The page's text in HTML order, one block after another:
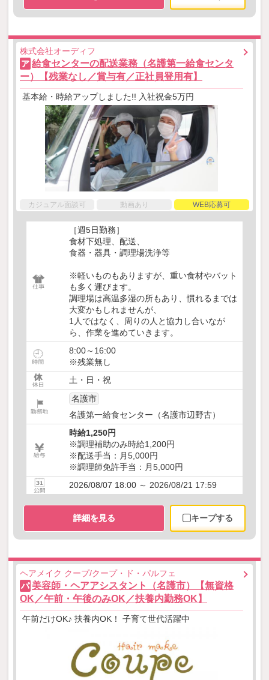
株式会社オーディフ
ア 給食センターの配送業務（名護第一給食センタ
ー）【残業なし／賞与有／正社員登用有】
基本給・時給アップしました!! 入社祝金5万円
カジュアル面談可 動画あり WEB応募可
［週5日勤務］
食材下処理、配送、
食器・器具・調理場洗浄等
※軽いものもありますが、重い食材やバット
も多く運びます。
調理場は高温多湿の所もあり、慣れるまでは
大変かもしれませんが、
1人ではなく、周りの人と協力し合いなが
ら、作業を進めていきます。
8:00～16:00
※残業無し
土・日・祝
名護市
名護第一給食センター（名護市辺野古）
時給1,250円
※調理補助のみ時給1,200円
※配送手当：月5,000円
※調理師免許手当：月5,000円
2026/08/07 18:00 ～ 2026/08/21 17:59
詳細を見る キープする
ヘアメイク クープ/クープ・ド・パルフェ
パ 美容師・ヘアアシスタント（名護市）【無資格
OK／午前・午後のみOK／扶養内勤務OK】
午前だけOK♪ 扶養内OK！ 子育て世代活躍中